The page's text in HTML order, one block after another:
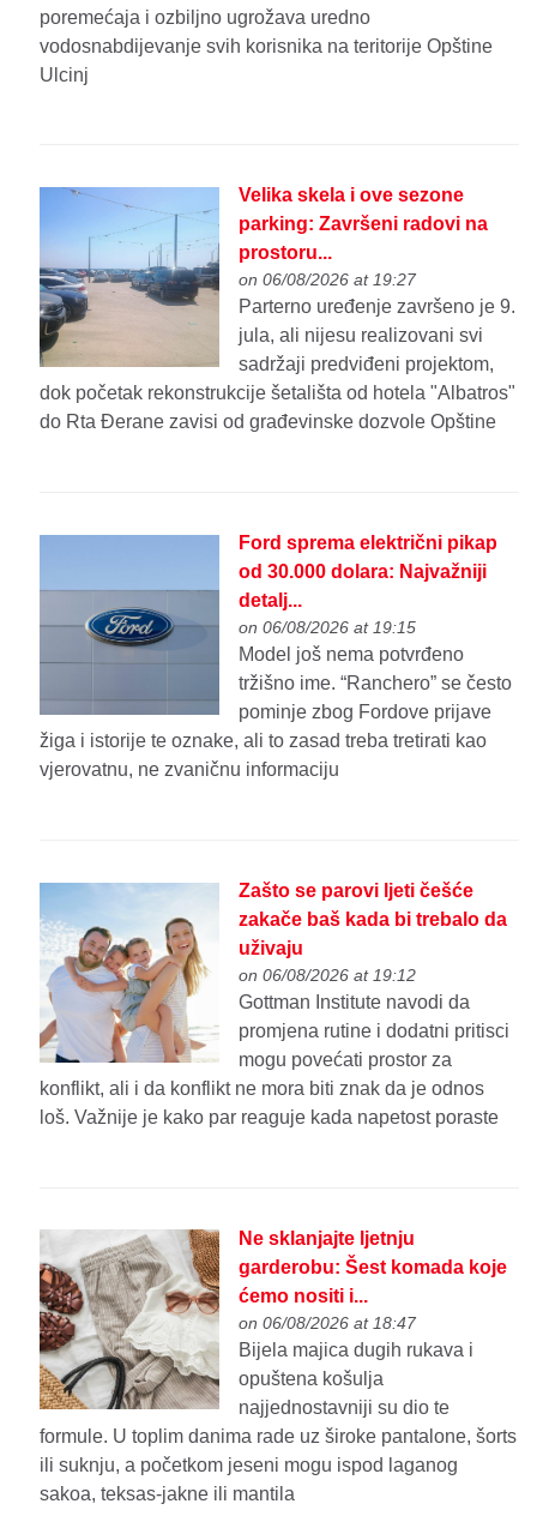
poremećaja i ozbiljno ugrožava uredno
vodosnabdijevanje svih korisnika na teritorije Opštine
Ulcinj
Velika skela i ove sezone
parking: Završeni radovi na
prostoru...
on 06/08/2026 at 19:27
Parterno uređenje završeno je 9.
jula, ali nijesu realizovani svi
sadržaji predviđeni projektom,
dok početak rekonstrukcije šetališta od hotela "Albatros"
do Rta Đerane zavisi od građevinske dozvole Opštine
Ford sprema električni pikap
od 30.000 dolara: Najvažniji
detalj...
on 06/08/2026 at 19:15
Model još nema potvrđeno
tržišno ime. “Ranchero” se često
pominje zbog Fordove prijave
žiga i istorije te oznake, ali to zasad treba tretirati kao
vjerovatnu, ne zvaničnu informaciju
Zašto se parovi ljeti češće
zakače baš kada bi trebalo da
uživaju
on 06/08/2026 at 19:12
Gottman Institute navodi da
promjena rutine i dodatni pritisci
mogu povećati prostor za
konflikt, ali i da konflikt ne mora biti znak da je odnos
loš. Važnije je kako par reaguje kada napetost poraste
Ne sklanjajte ljetnju
garderobu: Šest komada koje
ćemo nositi i...
on 06/08/2026 at 18:47
Bijela majica dugih rukava i
opuštena košulja
najjednostavniji su dio te
formule. U toplim danima rade uz široke pantalone, šorts
ili suknju, a početkom jeseni mogu ispod laganog
sakoa, teksas-jakne ili mantila